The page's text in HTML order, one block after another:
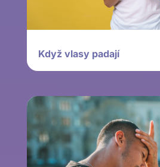
Když vlasy padají